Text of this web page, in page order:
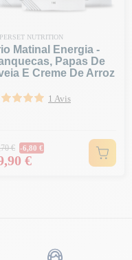
NUTRITION
Matinal Energia -
Papas De
E Creme De Arroz
1 Avis
normal
€ -6,80 €
€